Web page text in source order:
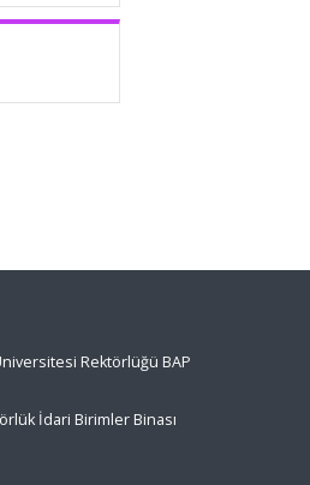
Rektörlüğü BAP
İdari Birimler Binası